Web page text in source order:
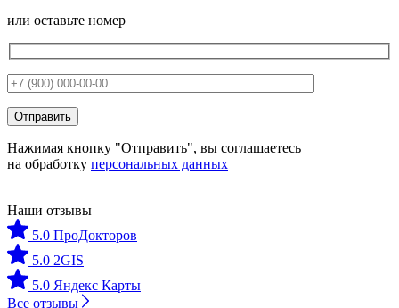
или оставьте номер
Нажимая кнопку "Отправить", вы соглашаетесь
на обработку персональных данных
Наши отзывы
5.0 ПроДокторов
5.0 2GIS
5.0 Яндекс Карты
Все отзывы